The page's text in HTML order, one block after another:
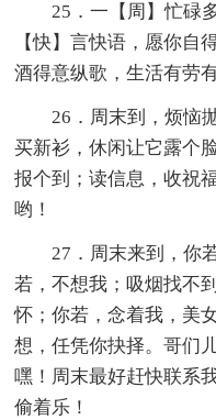
25．一【周】忙碌
【快】言快语，愿你自
酒得意纵歌，生活有劳
26．周末到，烦恼
买新衫，休闲让它露个
报个到；读信息，收祝
哟！
27．周末来到，你
若，不想我；吸烟找不
怀；你若，念着我，美
想，任凭你抉择。哥们
嘿！周末最好赶快联系
偷着乐！